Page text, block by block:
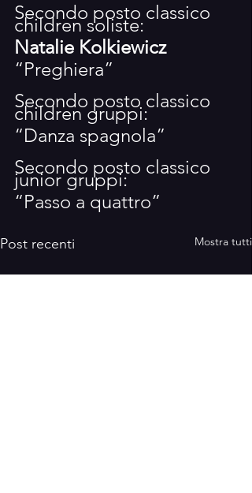
Secondo posto classico
children soliste:
Natalie Kolkiewicz
“Preghiera”
Secondo posto classico
children gruppi:
“Danza spagnola”
Secondo posto classico
junior gruppi:
“Passo a quattro”
Post recenti Mostra tutti